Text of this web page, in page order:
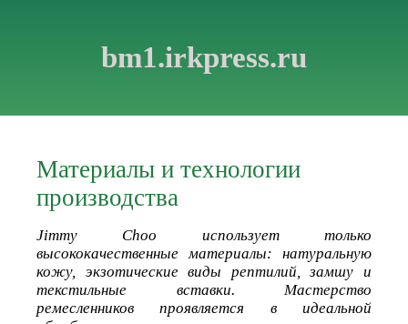
bm1.irkpress.ru
Материалы и технологии
производства
Jimmy Choo использует только
высококачественные материалы: натуральную
кожу, экзотические виды рептилий, замшу и
текстильные вставки. Мастерство
ремесленников проявляется в идеальной